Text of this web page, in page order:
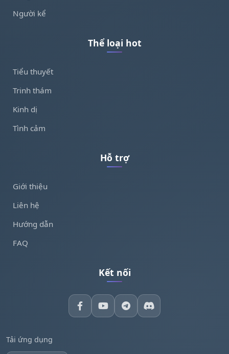
Người kể
Thể loại hot
Tiểu thuyết
Trinh thám
Kinh dị
Tình cảm
Hỗ trợ
Giới thiệu
Liên hệ
Hướng dẫn
FAQ
Kết nối
Tải ứng dụng